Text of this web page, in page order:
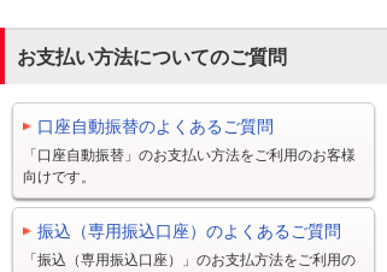
お支払い方法についてのご質問
口座自動振替のよくあるご質問
「口座自動振替」のお支払い方法をご利用のお客様
向けです。
振込（専用振込口座）のよくあるご質問
「振込（専用振込口座）」のお支払方法をご利用の